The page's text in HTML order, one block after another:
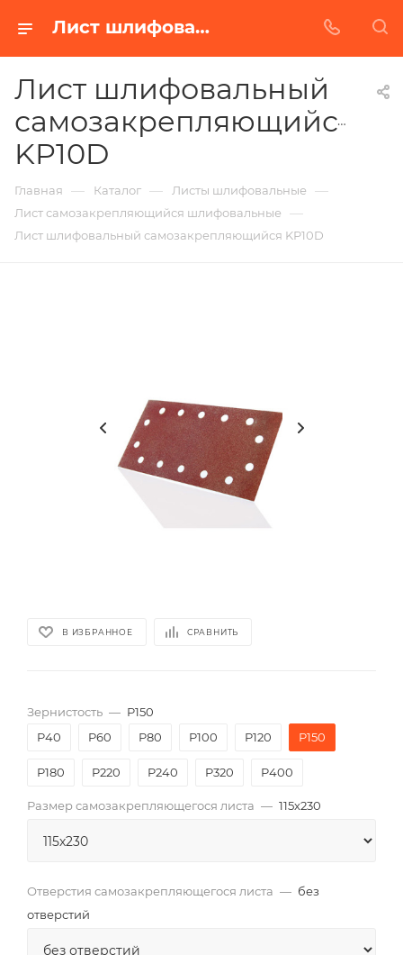
Лист шлифовальный самозакрепляющийся KP10D в Белгороде | Купить по недорогой цене от Абразивного Завода
Лист шлифовальный
самозакрепляющийся
KP10D
Главная — Каталог — Листы шлифовальные —
Лист самозакрепляющийся шлифовальные —
Лист шлифовальный самозакрепляющийся KP10D
В ИЗБРАННОЕ СРАВНИТЬ
Зернистость — P150
P40
P60 P80 P100 P120 P150
P180 P220 P240 P320 P400
Размер самозакрепляющегося листа — 115х230
Отверстия самозакрепляющегося листа — без
отверстий